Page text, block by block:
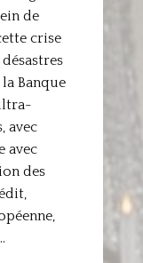
de
crise
Banque
avec
avec
des